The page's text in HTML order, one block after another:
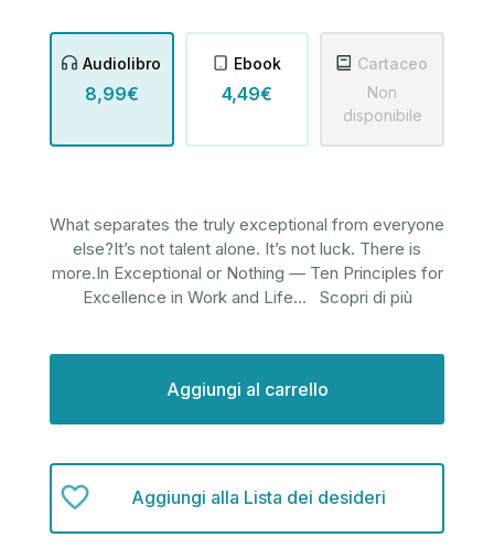
Audiolibro
8,99€
Ebook
4,49€
Cartaceo
Non
disponibile
What separates the truly exceptional from everyone
else?It’s not talent alone. It’s not luck. There is
more.In Exceptional or Nothing — Ten Principles for
Excellence in Work and Life... Scopri di più
Aggiungi alla Lista dei desideri